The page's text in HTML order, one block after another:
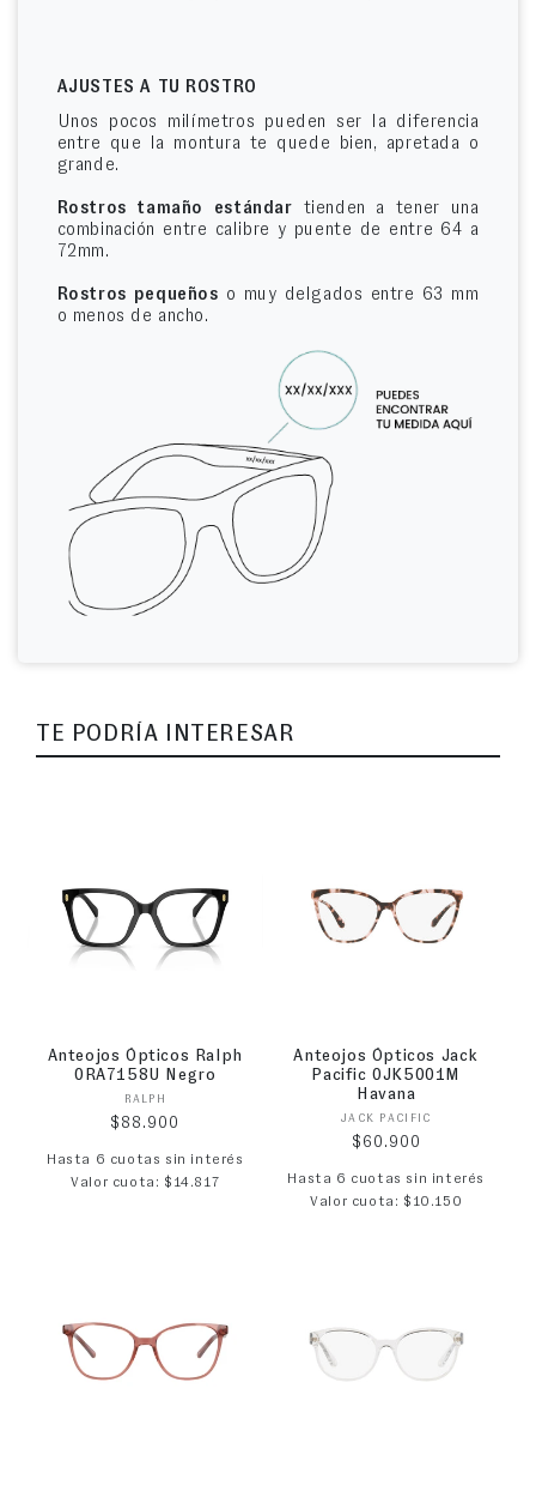
AJUSTES A TU ROSTRO
Unos pocos milímetros pueden ser la diferencia
entre que la montura te quede bien, apretada o
grande.
Rostros tamaño estándar tienden a tener una
combinación entre calibre y puente de entre 64 a
72mm.
Rostros pequeños o muy delgados entre 63 mm
o menos de ancho.
TE PODRÍA INTERESAR
Anteojos Ópticos Ralph
0RA7158U Negro
Proveedor:
RALPH
Precio habitual
$88.900
Hasta 6 cuotas sin interés
Valor cuota: $14.817
Anteojos Ópticos Jack
Pacific 0JK5001M
Havana
Proveedor:
JACK PACIFIC
Precio habitual
$60.900
Hasta 6 cuotas sin interés
Valor cuota: $10.150